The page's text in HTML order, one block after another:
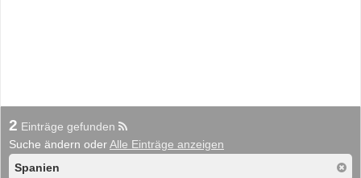
2 Einträge gefunden
Suche ändern oderAlle Einträge anzeigen
Spanien